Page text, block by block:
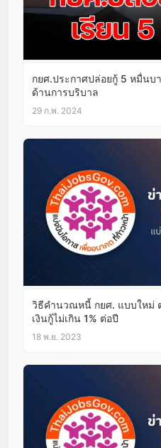
กยศ.ประกาศปล่อยกู้ 5 หมื่นบ
ด้านการบริบาล
29 ก.พ. 2024
วิธีคำนวณหนี้ กยศ. แบบใหม่
เงินกู้ไม่เกิน 1% ต่อปี
18 พ.ย. 2023